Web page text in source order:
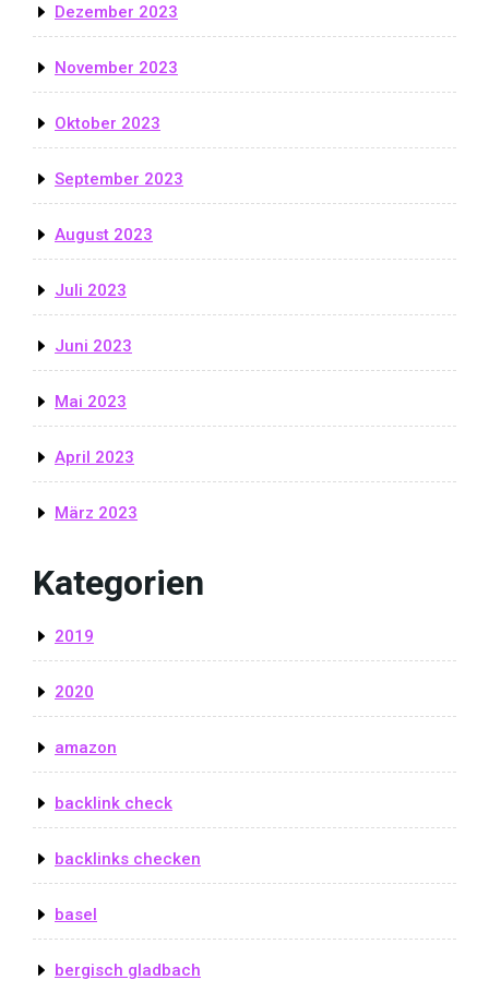
Dezember 2023
November 2023
Oktober 2023
September 2023
August 2023
Juli 2023
Juni 2023
Mai 2023
April 2023
März 2023
Kategorien
2019
2020
amazon
backlink check
backlinks checken
basel
bergisch gladbach